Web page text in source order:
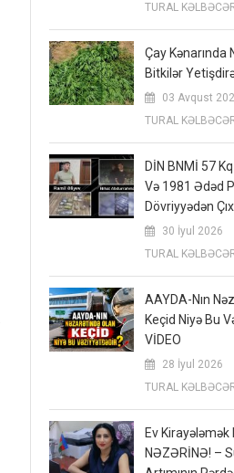
TURAL
Çay Kənarında
Bitkilər
03 Avqust
TURAL
DİN BNMİ 57
Və 1981 Ədəd
Dövriyyədən
30 İyul 2026
TURAL
AAYDA-Nın
Keçid Niyə Bu
VİDEO
28 İyul 2026
TURAL
Ev Kirayələmək
NƏZƏRİNƏ! –